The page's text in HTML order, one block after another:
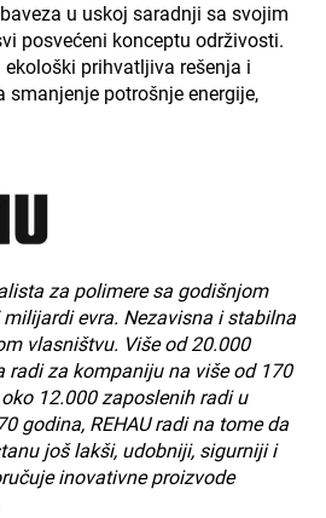
u uskoj saradnji sa svojim
posvećeni konceptu održivosti.
prihvatljiva rešenja i
smanjenje potrošnje energije,
za polimere sa godišnjom
evra. Nezavisna i stabilna
vlasništvu. Više od 20.000
radi za kompaniju na više od 170
12.000 zaposlenih radi u
godina, REHAU radi na tome da
još lakši, udobniji, sigurniji i
inovativne proizvode